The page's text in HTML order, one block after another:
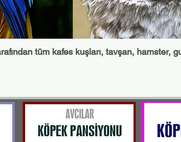
tüm kafes kuşları, tavşan, hamster,